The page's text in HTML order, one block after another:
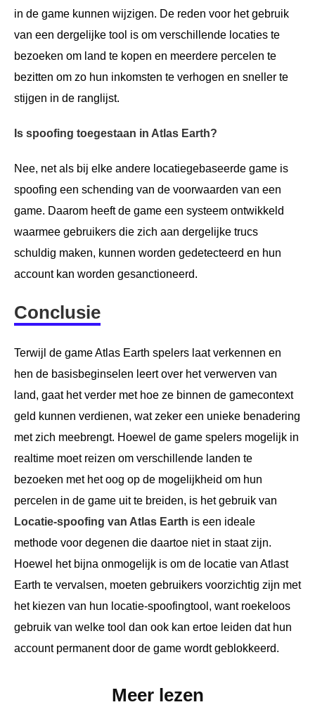
in de game kunnen wijzigen. De reden voor het gebruik
van een dergelijke tool is om verschillende locaties te
bezoeken om land te kopen en meerdere percelen te
bezitten om zo hun inkomsten te verhogen en sneller te
stijgen in de ranglijst.
Is spoofing toegestaan in Atlas Earth?
Nee, net als bij elke andere locatiegebaseerde game is
spoofing een schending van de voorwaarden van een
game. Daarom heeft de game een systeem ontwikkeld
waarmee gebruikers die zich aan dergelijke trucs
schuldig maken, kunnen worden gedetecteerd en hun
account kan worden gesanctioneerd.
Conclusie
Terwijl de game Atlas Earth spelers laat verkennen en
hen de basisbeginselen leert over het verwerven van
land, gaat het verder met hoe ze binnen de gamecontext
geld kunnen verdienen, wat zeker een unieke benadering
met zich meebrengt. Hoewel de game spelers mogelijk in
realtime moet reizen om verschillende landen te
bezoeken met het oog op de mogelijkheid om hun
percelen in de game uit te breiden, is het gebruik van
Locatie-spoofing van Atlas Earth is een ideale
methode voor degenen die daartoe niet in staat zijn.
Hoewel het bijna onmogelijk is om de locatie van Atlast
Earth te vervalsen, moeten gebruikers voorzichtig zijn met
het kiezen van hun locatie-spoofingtool, want roekeloos
gebruik van welke tool dan ook kan ertoe leiden dat hun
account permanent door de game wordt geblokkeerd.
Meer lezen